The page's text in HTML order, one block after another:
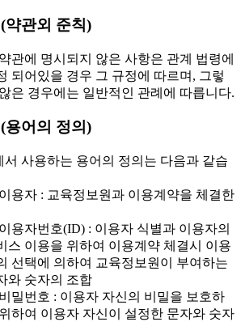
약관외 준칙)
관에 명시되지 않은 사항은 관계 법령에
되어있을 경우 그 규정에 따르며, 그렇
은 경우에는 일반적인 관례에 따릅니다.
용어의 정의)
서 사용하는 용어의 정의는 다음과 같습
용자 : 교육정보원과 이용계약을 체결한
용자번호(ID) : 이용자 식별과 이용자의
스 이용을 위하여 이용계약 체결시 이용
선택에 의하여 교육정보원이 부여하는
와 숫자의 조합
밀번호 : 이용자 자신의 비밀을 보호하
하여 이용자 자신이 설정한 문자와 숫자